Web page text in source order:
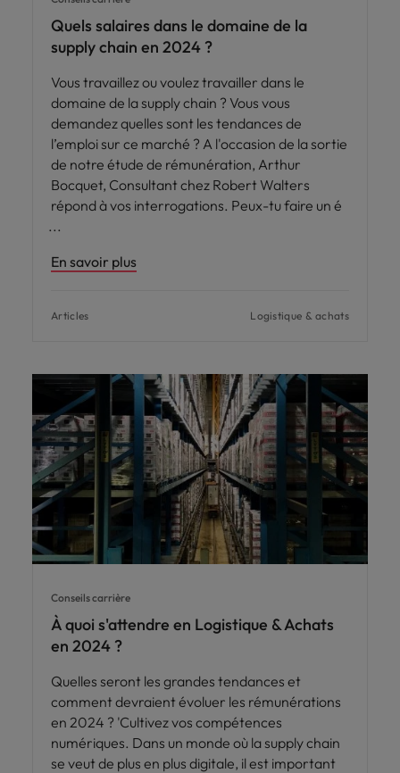
Quels salaires dans le domaine de la
supply chain en 2024 ?
Vous travaillez ou voulez travailler dans le
domaine de la supply chain ? Vous vous
demandez quelles sont les tendances de
l’emploi sur ce marché ? A l'occasion de la sortie
de notre étude de rémunération, Arthur
Bocquet, Consultant chez Robert Walters
répond à vos interrogations. Peux-tu faire un é
En savoir plus
Articles Logistique & achats
Conseils carrière
À quoi s'attendre en Logistique & Achats
en 2024 ?
Quelles seront les grandes tendances et
comment devraient évoluer les rémunérations
en 2024 ? 'Cultivez vos compétences
numériques. Dans un monde où la supply chain
se veut de plus en plus digitale, il est important